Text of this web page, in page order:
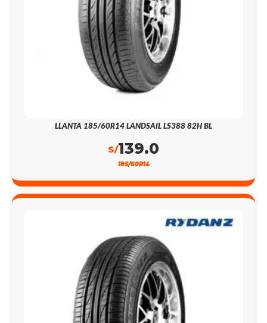
LLANTA 185/60R14 LANDSAIL LS388 82H BL
S/139.0
185/60R14